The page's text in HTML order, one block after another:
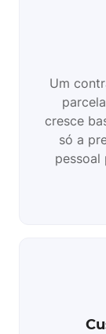
Um
cresce
só a
pessoal